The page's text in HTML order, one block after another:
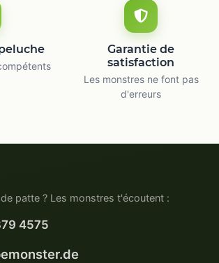
Garantie de
satisfaction
Les monstres ne font pas
d'erreurs
patte ? Les monstres t'écoutent :
4575